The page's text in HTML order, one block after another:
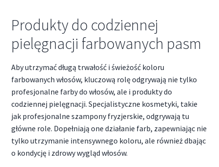
Produkty do codziennej
pielęgnacji farbowanych pasm
Aby utrzymać długą trwałość i świeżość koloru
farbowanych włosów, kluczową rolę odgrywają nie tylko
profesjonalne farby do włosów, ale i produkty do
codziennej pielęgnacji. Specjalistyczne kosmetyki, takie
jak profesjonalne szampony fryzjerskie, odgrywają tu
główne role. Dopełniają one działanie farb, zapewniając nie
tylko utrzymanie intensywnego koloru, ale również dbając
o kondycję i zdrowy wygląd włosów.